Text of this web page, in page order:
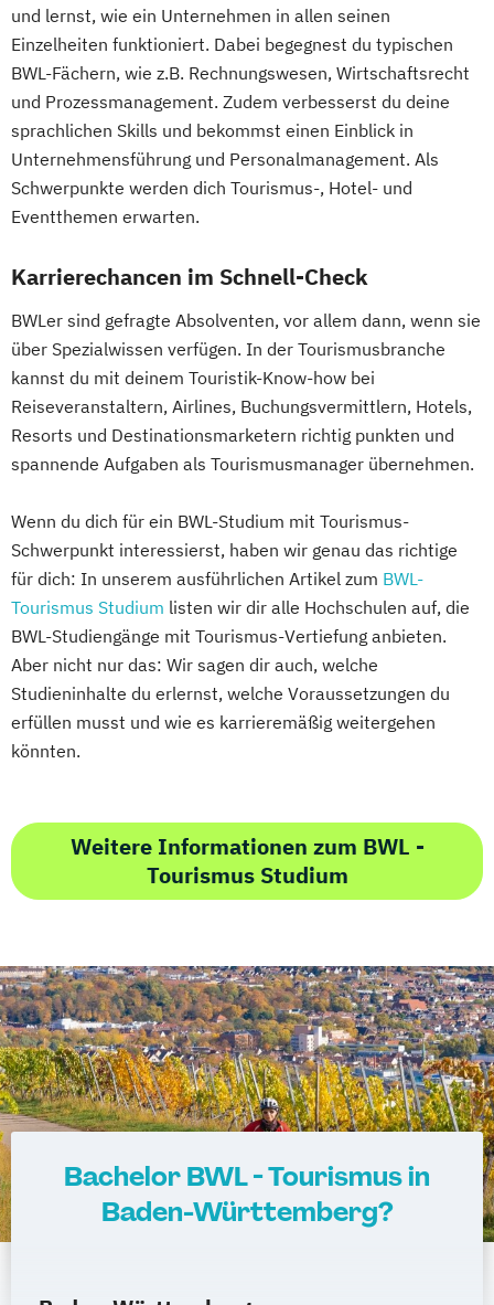
und lernst, wie ein Unternehmen in allen seinen
Einzelheiten funktioniert. Dabei begegnest du typischen
BWL-Fächern, wie z.B. Rechnungswesen, Wirtschaftsrecht
und Prozessmanagement. Zudem verbesserst du deine
sprachlichen Skills und bekommst einen Einblick in
Unternehmensführung und Personalmanagement. Als
Schwerpunkte werden dich Tourismus-, Hotel- und
Eventthemen erwarten.
Karrierechancen im Schnell-Check
BWLer sind gefragte Absolventen, vor allem dann, wenn sie
über Spezialwissen verfügen. In der Tourismusbranche
kannst du mit deinem Touristik-Know-how bei
Reiseveranstaltern, Airlines, Buchungsvermittlern, Hotels,
Resorts und Destinationsmarketern richtig punkten und
spannende Aufgaben als Tourismusmanager übernehmen.
Wenn du dich für ein BWL-Studium mit Tourismus-
Schwerpunkt interessierst, haben wir genau das richtige
für dich: In unserem ausführlichen Artikel zum BWL-
Tourismus Studium listen wir dir alle Hochschulen auf, die
BWL-Studiengänge mit Tourismus-Vertiefung anbieten.
Aber nicht nur das: Wir sagen dir auch, welche
Studieninhalte du erlernst, welche Voraussetzungen du
erfüllen musst und wie es karrieremäßig weitergehen
könnten.
Weitere Informationen zum BWL -
Tourismus Studium
Bachelor BWL - Tourismus in
Baden-Württemberg?